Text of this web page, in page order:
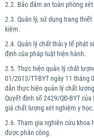
2.2. Bảo đảm an toàn phòng
2.3. Quản lý, sử dụng trang
kiệm.
2.4. Quản lý chất thải y tế phát
định của pháp luật hiện hành.
2.5. Thực hiện quản lý chất
01/2013/TT-BYT ngày 11 tháng
dẫn thực hiện quản lý chất
Quyết định số 2429/QĐ-BYT
giá chất lượng xét nghiệm y học.
2.6. Tham gia nghiên cứu khoa
được phân công.